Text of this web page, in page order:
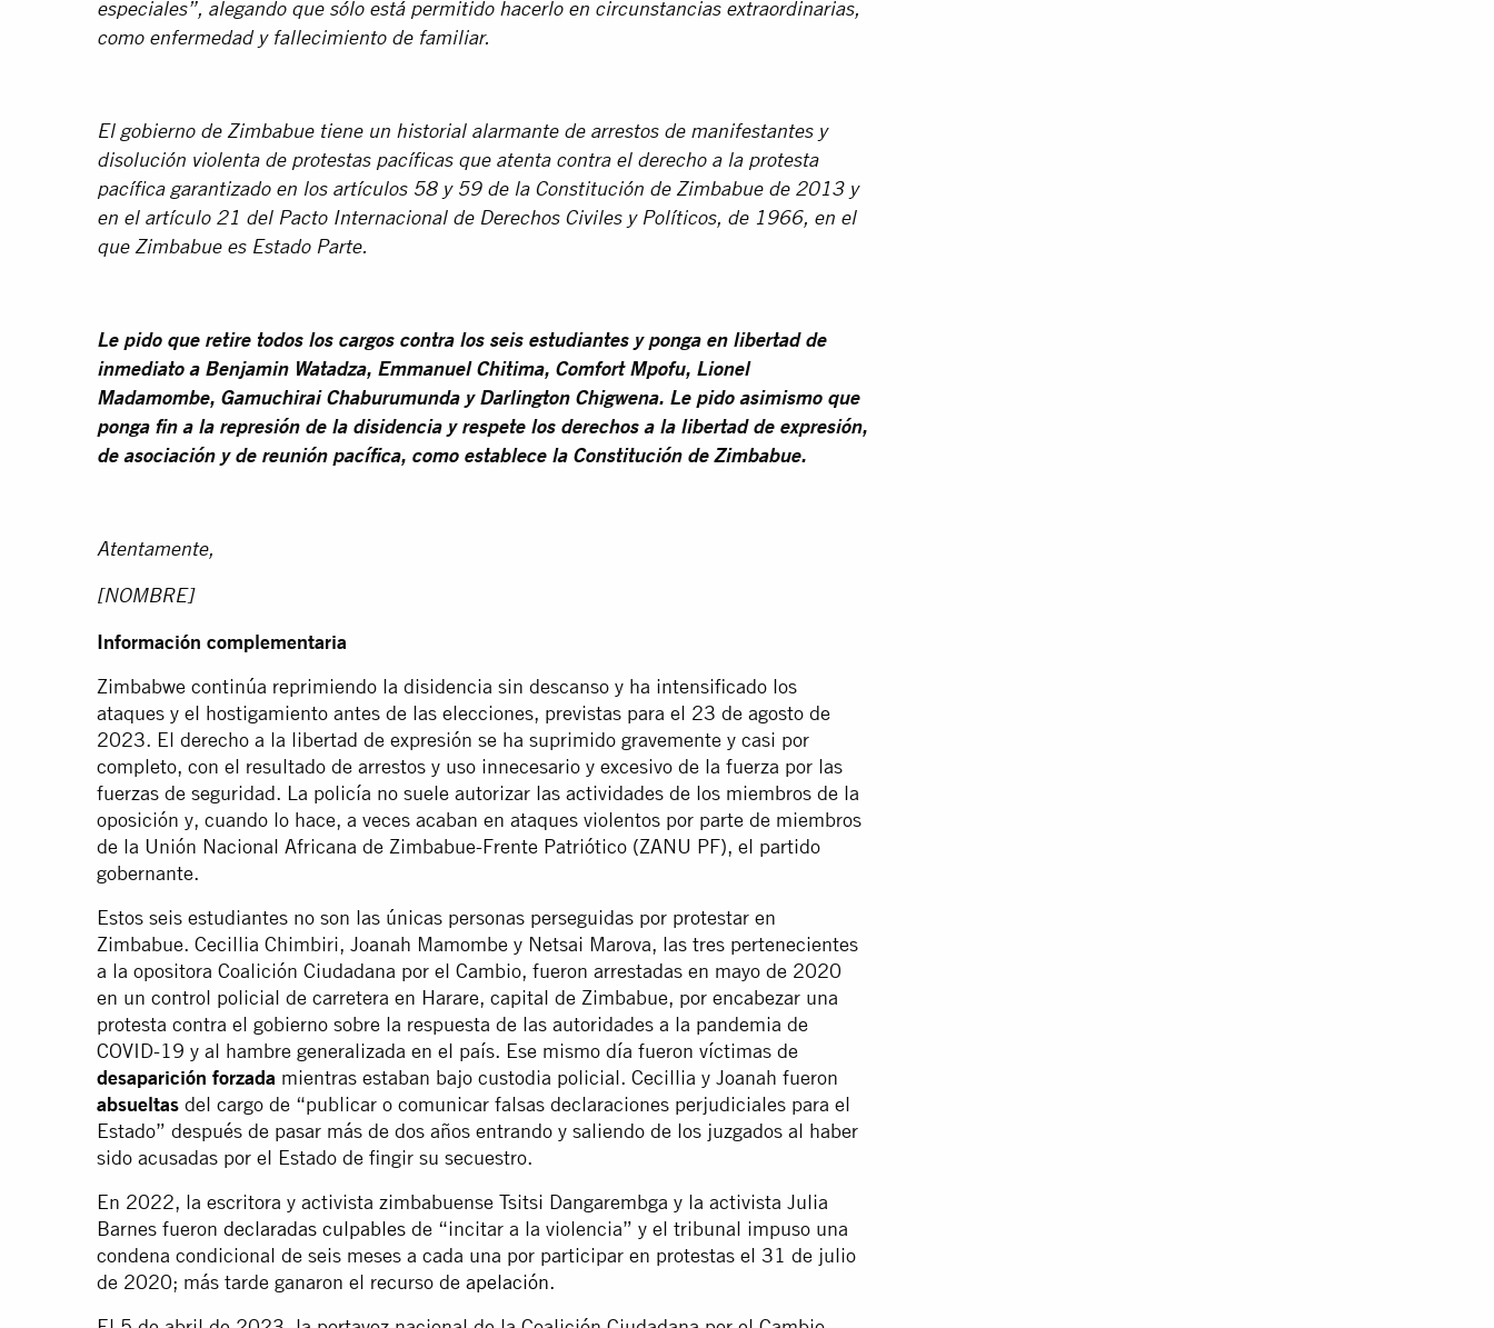
especiales”, alegando que sólo está permitido hacerlo en circunstancias extraordinarias,
como enfermedad y fallecimiento de familiar.
El gobierno de Zimbabue tiene un historial alarmante de arrestos de manifestantes y
disolución violenta de protestas pacíficas que atenta contra el derecho a la protesta
pacífica garantizado en los artículos 58 y 59 de la Constitución de Zimbabue de 2013 y
en el artículo 21 del Pacto Internacional de Derechos Civiles y Políticos, de 1966, en el
que Zimbabue es Estado Parte.
Le pido que retire todos los cargos contra los seis estudiantes y ponga en libertad de
inmediato a Benjamin Watadza, Emmanuel Chitima, Comfort Mpofu, Lionel
Madamombe, Gamuchirai Chaburumunda y Darlington Chigwena. Le pido asimismo que
ponga fin a la represión de la disidencia y respete los derechos a la libertad de expresión,
de asociación y de reunión pacífica, como establece la Constitución de Zimbabue.
Atentamente,
[NOMBRE]
Información complementaria
Zimbabwe continúa reprimiendo la disidencia sin descanso y ha intensificado los
ataques y el hostigamiento antes de las elecciones, previstas para el 23 de agosto de
2023. El derecho a la libertad de expresión se ha suprimido gravemente y casi por
completo, con el resultado de arrestos y uso innecesario y excesivo de la fuerza por las
fuerzas de seguridad. La policía no suele autorizar las actividades de los miembros de la
oposición y, cuando lo hace, a veces acaban en ataques violentos por parte de miembros
de la Unión Nacional Africana de Zimbabue-Frente Patriótico (ZANU PF), el partido
gobernante.
Estos seis estudiantes no son las únicas personas perseguidas por protestar en
Zimbabue. Cecillia Chimbiri, Joanah Mamombe y Netsai Marova, las tres pertenecientes
a la opositora Coalición Ciudadana por el Cambio, fueron arrestadas en mayo de 2020
en un control policial de carretera en Harare, capital de Zimbabue, por encabezar una
protesta contra el gobierno sobre la respuesta de las autoridades a la pandemia de
COVID-19 y al hambre generalizada en el país. Ese mismo día fueron víctimas de
desaparición forzada mientras estaban bajo custodia policial. Cecillia y Joanah fueron
absueltas del cargo de “publicar o comunicar falsas declaraciones perjudiciales para el
Estado” después de pasar más de dos años entrando y saliendo de los juzgados al haber
sido acusadas por el Estado de fingir su secuestro.
En 2022, la escritora y activista zimbabuense Tsitsi Dangarembga y la activista Julia
Barnes fueron declaradas culpables de “incitar a la violencia” y el tribunal impuso una
condena condicional de seis meses a cada una por participar en protestas el 31 de julio
de 2020; más tarde ganaron el recurso de apelación.